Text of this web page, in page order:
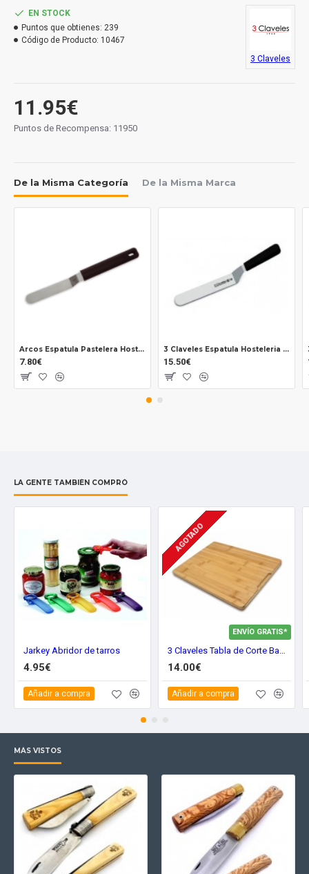
11.95€
Puntos de Recompensa: 11950
EN STOCK
Puntos que obtienes: 239
Código de Producto: 10467
3 Claveles
De la Misma Categoría De la Misma Marca
Arcos Espatula Pastelera Hosteleria 614200
7.80€
3 Claveles Espatula Hosteleria 01245
15.50€
LA GENTE TAMBIÉN COMPRÓ
Jarkey Abridor de tarros
4.95€
Añadir a compra
ENVÍO GRATIS*
AGOTADO
14.00€
Añadir a compra
MÁS VISTOS